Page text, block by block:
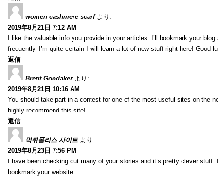
women cashmere scarf より:
2019年8月21日 7:12 AM
I like the valuable info you provide in your articles. I’ll bookmark your blog
frequently. I’m quite certain I will learn a lot of new stuff right here! Good
返信
Brent Goodaker より:
2019年8月21日 10:16 AM
You should take part in a contest for one of the most useful sites on the
highly recommend this site!
返信
먹튀폴리스 사이트 より:
2019年8月23日 7:56 PM
I have been checking out many of your stories and it’s pretty clever stuff.
bookmark your website.